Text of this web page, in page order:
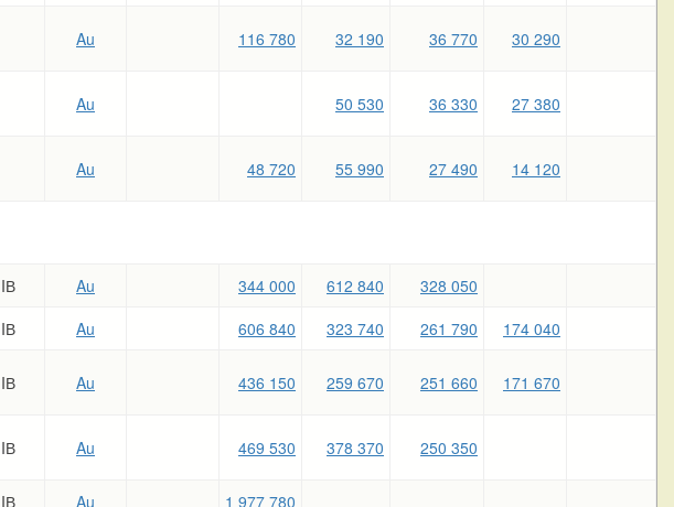
Au 116 780 32 190 36 770 30 290
Au 50 530 36 330 27 380
Au 48 720 55 990 27 490 14 120
IВ Au 344 000 612 840
328 050
IВ Au 606 840 323 740 261 790
174 040
IВ Au 436 150 259 670 251 660 171 670
IВ Au 469 530 378 370 250 350
IВ Au
1 977 780